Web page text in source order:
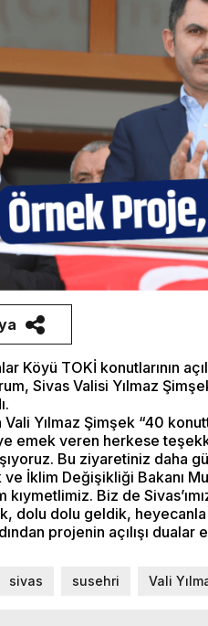
Köyü TOKİ konutlarının
Sivas Valisi Yılmaz
Vali Yılmaz Şimşek “40
emek veren herkese
Bu ziyaretiniz daha
İklim Değişikliği Bakanı
kıymetlimiz. Biz de
dolu dolu geldik,
projenin açılışı dualar
sivas susehri Vali